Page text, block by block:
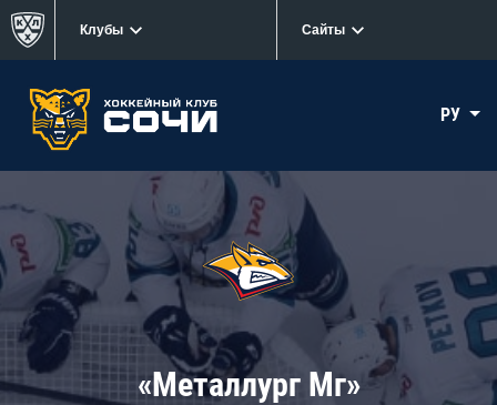
Клубы Сайты
РУ
«Металлург Мг»